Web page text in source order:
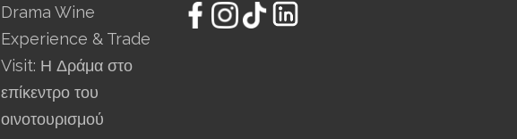
Drama Wine
Experience & Trade
Visit: Η Δράμα στο
επίκεντρο του
οινοτουρισμού